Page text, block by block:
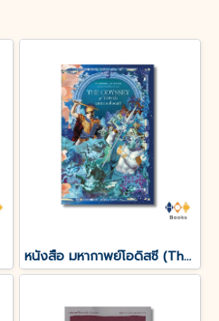
หนังสือ มหากาพย์โอดิสซี (The Odyssey of Homer)